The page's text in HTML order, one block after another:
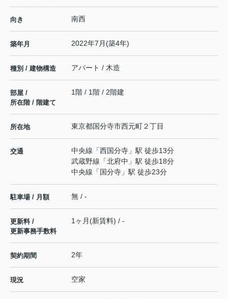
向き 南西
築年月 2022年7月(築4年)
種別 / 建物構造 アパート / 木造
部屋 /
所在階 / 階建て
1階 / 1階 / 2階建
所在地 東京都国分寺市西元町２丁目
交通 中央線 「西国分寺 」駅 徒歩13分
武蔵野線 「北府中 」駅 徒歩18分
中央線 「 国分寺 」駅 徒歩23分
駐車場 / 月額 無 / -
更新料 /
更新事務手数料
1ヶ月(新賃料) / -
契約期間 2年
現況 空家